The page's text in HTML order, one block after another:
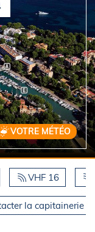
VOTRE MÉTÉO
VHF 16
la capitainerie